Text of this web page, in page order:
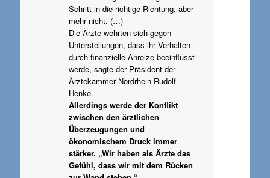
Schritt in die richtige Richtung, aber
mehr nicht. (…)
Die Ärzte wehrten sich gegen
Unterstellungen, dass ihr Verhalten
durch finanzielle Anreize beeinflusst
werde, sagte der Präsident der
Ärztekammer Nordrhein Rudolf
Henke.
Allerdings werde der Konflikt
zwischen den ärztlichen
Überzeugungen und
ökonomischem Druck immer
stärker. „Wir haben als Ärzte das
Gefühl, dass wir mit dem Rücken